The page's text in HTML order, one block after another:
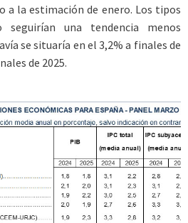
a la estimación de enero. Los tipos
una tendencia menos
se situaría en el 3,2% a finales de
de 2025.